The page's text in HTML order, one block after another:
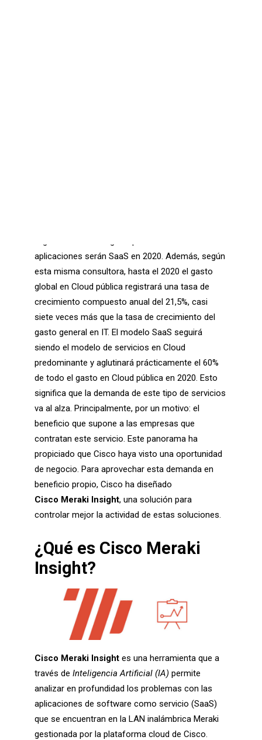
aplicaciones serán SaaS en 2020. Además, según
esta misma consultora, hasta el 2020 el gasto
global en Cloud pública registrará una tasa de
crecimiento compuesto anual del 21,5%, casi
siete veces más que la tasa de crecimiento del
gasto general en IT. El modelo SaaS seguirá
siendo el modelo de servicios en Cloud
predominante y aglutinará prácticamente el 60%
de todo el gasto en Cloud pública en 2020. Esto
significa que la demanda de este tipo de servicios
va al alza. Principalmente, por un motivo: el
beneficio que supone a las empresas que
contratan este servicio. Este panorama ha
propiciado que Cisco haya visto una oportunidad
de negocio. Para aprovechar esta demanda en
beneficio propio, Cisco ha diseñado
Cisco Meraki Insight, una solución para
controlar mejor la actividad de estas soluciones.
¿Qué es Cisco Meraki
Insight?
Cisco Meraki Insightes una herramienta que a
través de Inteligencia Artificial (IA) permite
analizar en profundidad los problemas con las
aplicaciones de software como servicio (SaaS)
que se encuentran en la LAN inalámbrica Meraki
gestionada por la plataforma cloud de Cisco.